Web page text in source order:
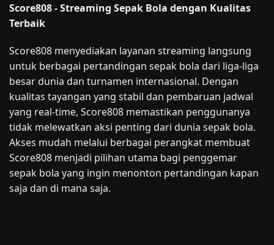
Score808 - Streaming Sepak Bola dengan Kualitas
Terbaik
Score808 menyediakan layanan streaming langsung
untuk berbagai pertandingan sepak bola dari liga-liga
besar dunia dan turnamen internasional. Dengan
kualitas tayangan yang stabil dan pembaruan jadwal
yang real-time, Score808 memastikan penggunanya
tidak melewatkan aksi penting dari dunia sepak bola.
Akses mudah melalui berbagai perangkat membuat
Score808 menjadi pilihan utama bagi penggemar
sepak bola yang ingin menonton pertandingan kapan
saja dan di mana saja.